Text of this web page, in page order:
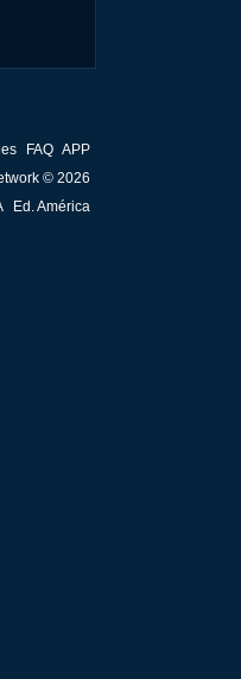
FAQ APP
© 2026
Ed. América